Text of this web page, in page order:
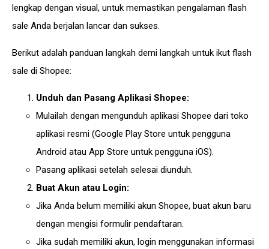
lengkap dengan visual, untuk memastikan pengalaman flash
sale Anda berjalan lancar dan sukses.
Berikut adalah panduan langkah demi langkah untuk ikut flash
sale di Shopee:
Unduh dan Pasang Aplikasi Shopee:
Mulailah dengan mengunduh aplikasi Shopee dari toko
aplikasi resmi (Google Play Store untuk pengguna
Android atau App Store untuk pengguna iOS).
Pasang aplikasi setelah selesai diunduh.
Buat Akun atau Login:
Jika Anda belum memiliki akun Shopee, buat akun baru
dengan mengisi formulir pendaftaran.
Jika sudah memiliki akun, login menggunakan informasi